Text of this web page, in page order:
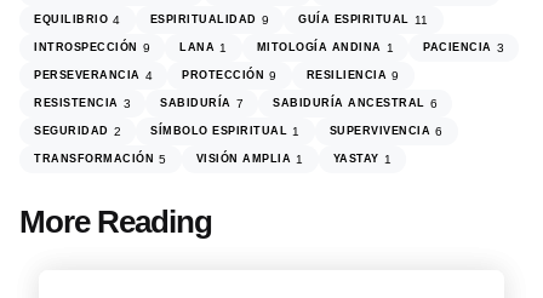
EQUILIBRIO 4 ESPIRITUALIDAD 9 GUÍA ESPIRITUAL 11
INTROSPECCIÓN 9 LANA 1 MITOLOGÍA ANDINA 1 PACIENCIA 3
PERSEVERANCIA 4 PROTECCIÓN 9 RESILIENCIA 9
RESISTENCIA 3 SABIDURÍA 7 SABIDURÍA ANCESTRAL 6
SEGURIDAD 2 SÍMBOLO ESPIRITUAL 1 SUPERVIVENCIA 6
TRANSFORMACIÓN 5 VISIÓN AMPLIA 1 YASTAY 1
More Reading
Post